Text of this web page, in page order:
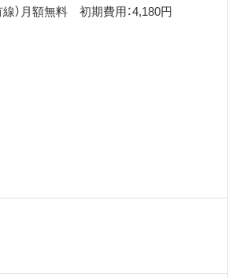
線）月額無料 初期費用：4,180円